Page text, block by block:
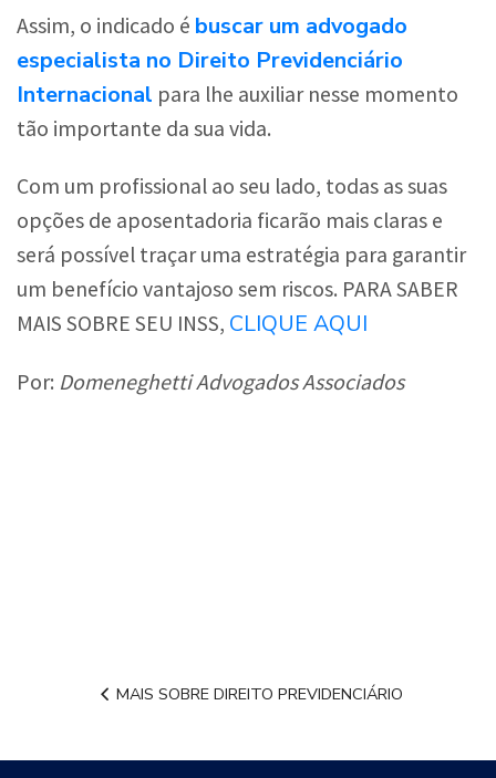
Assim, o indicado é buscar um advogado
especialista no Direito Previdenciário
Internacional para lhe auxiliar nesse momento
tão importante da sua vida.
Com um profissional ao seu lado, todas as suas
opções de aposentadoria ficarão mais claras e
será possível traçar uma estratégia para garantir
um benefício vantajoso sem riscos. PARA SABER
MAIS SOBRE SEU INSS, CLIQUE AQUI
Por: Domeneghetti Advogados Associados
MAIS SOBRE DIREITO PREVIDENCIÁRIO